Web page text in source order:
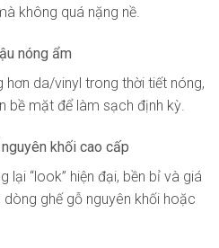
không quá nặng nề.
nóng ẩm
da/vinyl trong thời tiết nóng,
bề mặt để làm sạch định kỳ.
khối cao cấp
lại “look” hiện đại, bền bỉ và giá
ghế gỗ nguyên khối hoặc